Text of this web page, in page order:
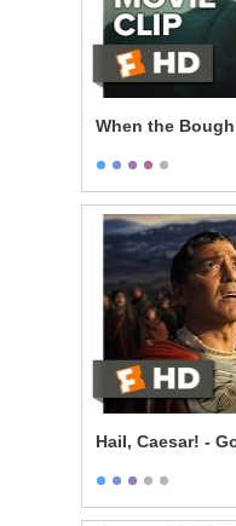
When the Bough
Hail, Caesar! -